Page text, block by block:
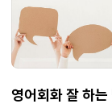
영어회화 잘 하